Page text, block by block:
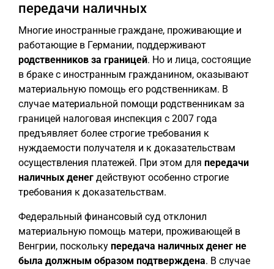
передачи наличных
Многие иностранные граждане, проживающие и
работающие в Германии, поддерживают
родственников за границей. Но и лица, состоящие
в браке с иностранным гражданином, оказывают
материальную помощь его родственникам. В
случае материальной помощи родственникам за
границей налоговая инспекция с 2007 года
предъявляет более строгие требования к
нуждаемости получателя и к доказательствам
осуществления платежей. При этом для передачи
наличных денег действуют особенно строгие
требования к доказательствам.
Федеральный финансовый суд отклонил
материальную помощь матери, проживающей в
Венгрии, поскольку передача наличных денег не
была должным образом подтверждена. В случае